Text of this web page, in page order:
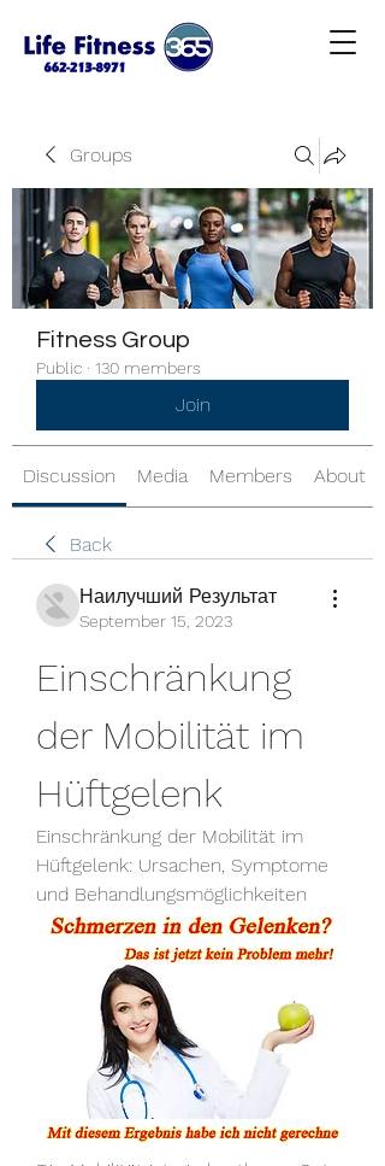
Groups
Fitness Group
Public · 130 members
Join
Discussion Media Members About
Back
Наилучший Результат
September 15, 2023
Einschränkung
der Mobilität im
Hüftgelenk
Einschränkung der Mobilität im
Hüftgelenk: Ursachen, Symptome
und Behandlungsmöglichkeiten